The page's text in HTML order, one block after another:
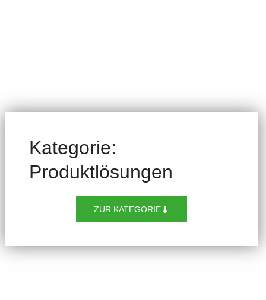
Kategorie:
Produktlösungen
ZUR KATEGORIE